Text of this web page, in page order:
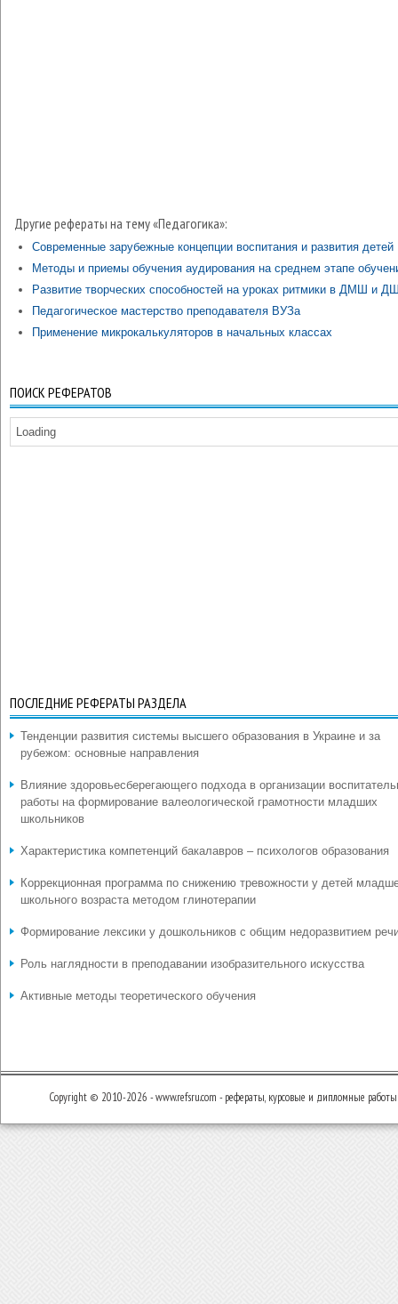
Другие рефераты на тему «Педагогика»:
Современные зарубежные концепции воспитания и развития детей
Методы и приемы обучения аудирования на среднем этапе
Развитие творческих способностей на уроках ритмики в ДМШ и
Педагогическое мастерство преподавателя ВУЗа
Применение микрокалькуляторов в начальных классах
ПОИСК РЕФЕРАТОВ
Loading
ПОСЛЕДНИЕ РЕФЕРАТЫ РАЗДЕЛА
Тенденции развития системы высшего образования в Украине и за
рубежом: основные направления
Влияние здоровьесберегающего подхода в организации
работы на формирование валеологической грамотности младших
школьников
Характеристика компетенций бакалавров – психологов образования
Коррекционная программа по снижению тревожности у детей
школьного возраста методом глинотерапии
Формирование лексики у дошкольников с общим недоразвитием
Роль наглядности в преподавании изобразительного искусства
Активные методы теоретического обучения
Copyright © 2010-2026 - www.refsru.com - рефераты, курсовые и дипломные работы